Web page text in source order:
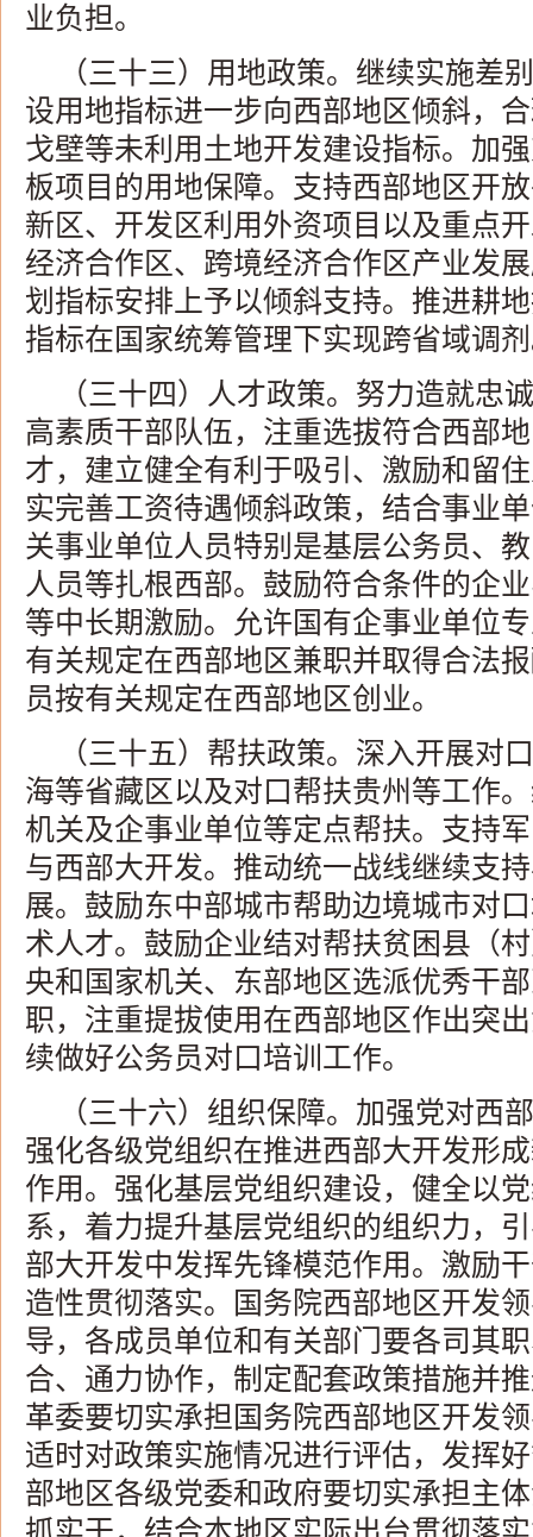
业负担。
（三十三）用地政策。继续实施差
设用地指标进一步向西部地区倾斜，
戈壁等未利用土地开发建设指标。加
板项目的用地保障。支持西部地区开
新区、开发区利用外资项目以及重点
经济合作区、跨境经济合作区产业发
划指标安排上予以倾斜支持。推进耕
指标在国家统筹管理下实现跨省域调
（三十四）人才政策。努力造就忠
高素质干部队伍，注重选拔符合西部
才，建立健全有利于吸引、激励和留
实完善工资待遇倾斜政策，结合事业
关事业单位人员特别是基层公务员、
人员等扎根西部。鼓励符合条件的企
等中长期激励。允许国有企事业单位
有关规定在西部地区兼职并取得合法
员按有关规定在西部地区创业。
（三十五）帮扶政策。深入开展对
海等省藏区以及对口帮扶贵州等工作
机关及企事业单位等定点帮扶。支持
与西部大开发。推动统一战线继续支
展。鼓励东中部城市帮助边境城市对
术人才。鼓励企业结对帮扶贫困县（
央和国家机关、东部地区选派优秀干
职，注重提拔使用在西部地区作出突
续做好公务员对口培训工作。
（三十六）组织保障。加强党对西
强化各级党组织在推进西部大开发形
作用。强化基层党组织建设，健全以
系，着力提升基层党组织的组织力，
部大开发中发挥先锋模范作用。激励
造性贯彻落实。国务院西部地区开发
导，各成员单位和有关部门要各司其
合、通力协作，制定配套政策措施并
革委要切实承担国务院西部地区开发
适时对政策实施情况进行评估，发挥
部地区各级党委和政府要切实承担主